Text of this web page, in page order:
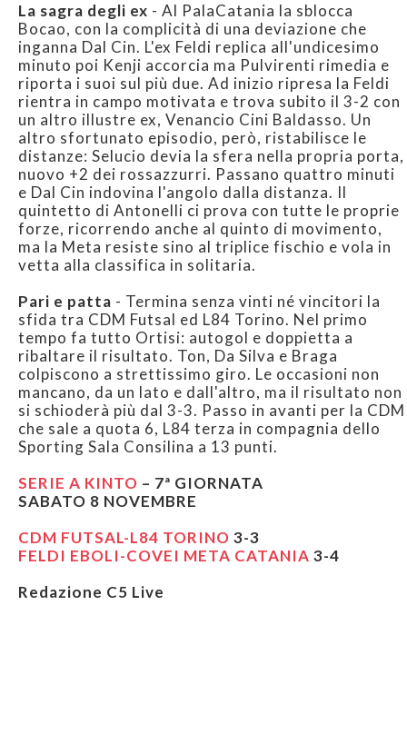
La sagra degli ex - Al PalaCatania la sblocca
Bocao, con la complicità di una deviazione che
inganna Dal Cin. L'ex Feldi replica all'undicesimo
minuto poi Kenji accorcia ma Pulvirenti rimedia e
riporta i suoi sul più due. Ad inizio ripresa la Feldi
rientra in campo motivata e trova subito il 3-2 con
un altro illustre ex, Venancio Cini Baldasso. Un
altro sfortunato episodio, però, ristabilisce le
distanze: Selucio devia la sfera nella propria porta,
nuovo +2 dei rossazzurri. Passano quattro minuti
e Dal Cin indovina l'angolo dalla distanza. Il
quintetto di Antonelli ci prova con tutte le proprie
forze, ricorrendo anche al quinto di movimento,
ma la Meta resiste sino al triplice fischio e vola in
vetta alla classifica in solitaria.
Pari e patta - Termina senza vinti né vincitori la
sfida tra CDM Futsal ed L84 Torino. Nel primo
tempo fa tutto Ortisi: autogol e doppietta a
ribaltare il risultato. Ton, Da Silva e Braga
colpiscono a strettissimo giro. Le occasioni non
mancano, da un lato e dall'altro, ma il risultato non
si schioderà più dal 3-3. Passo in avanti per la CDM
che sale a quota 6, L84 terza in compagnia dello
Sporting Sala Consilina a 13 punti.
SERIE A KINTO – 7ª GIORNATA
SABATO 8 NOVEMBRE
CDM FUTSAL-L84 TORINO 3-3
FELDI EBOLI-COVEI META CATANIA 3-4
Redazione C5 Live